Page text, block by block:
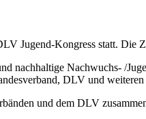
Jugend-Kongress statt. Die
nachhaltige Nachwuchs- /
DLV und weiteren
und dem DLV